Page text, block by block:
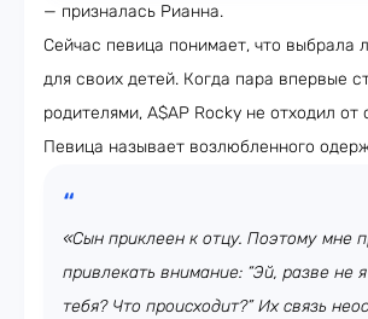
— призналась Рианна.
Сейчас певица понимает, что выбрала
для своих детей. Когда пара впервые
родителями, A$AP Rocky не отходил от
Певица называет возлюбленного
«Сын приклеен к отцу. Поэтому мне
привлекать внимание: “Эй, разве не
тебя? Что происходит?” Их связь